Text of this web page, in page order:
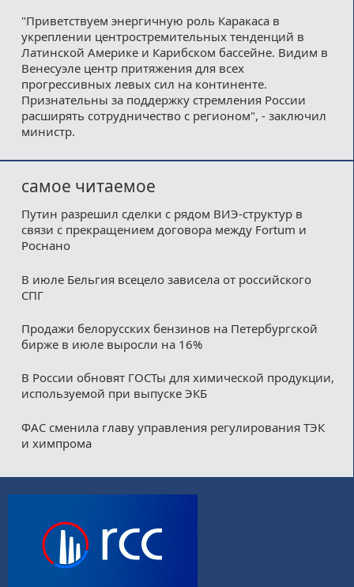
"Приветствуем энергичную роль Каракаса в
укреплении центростремительных тенденций в
Латинской Америке и Карибском бассейне. Видим в
Венесуэле центр притяжения для всех
прогрессивных левых сил на континенте.
Признательны за поддержку стремления России
расширять сотрудничество с регионом", - заключил
министр.
самое читаемое
Путин разрешил сделки с рядом ВИЭ-структур в
связи с прекращением договора между Fortum и
Роснано
В июле Бельгия всецело зависела от российского
СПГ
Продажи белорусских бензинов на Петербургской
бирже в июле выросли на 16%
В России обновят ГОСТы для химической продукции,
используемой при выпуске ЭКБ
ФАС сменила главу управления регулирования ТЭК
и химпрома